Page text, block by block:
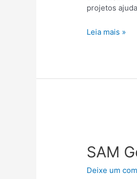
projetos
Leia mais »
SAM
Deixe um
de
software